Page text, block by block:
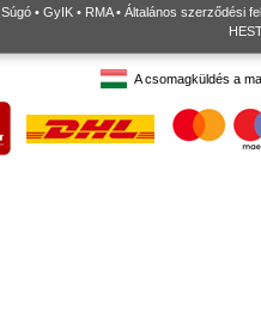
Súgó • GyIK • RMA• Általános szerződési
A csomagküldés a